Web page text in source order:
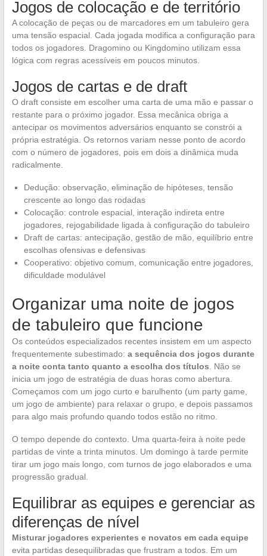
Jogos de colocação e de território
A colocação de peças ou de marcadores em um tabuleiro gera
uma tensão espacial. Cada jogada modifica a configuração para
todos os jogadores. Dragomino ou Kingdomino utilizam essa
lógica com regras acessíveis em poucos minutos.
Jogos de cartas e de draft
O draft consiste em escolher uma carta de uma mão e passar o
restante para o próximo jogador. Essa mecânica obriga a
antecipar os movimentos adversários enquanto se constrói a
própria estratégia. Os retornos variam nesse ponto de acordo
com o número de jogadores, pois em dois a dinâmica muda
radicalmente.
Dedução: observação, eliminação de hipóteses, tensão
crescente ao longo das rodadas
Colocação: controle espacial, interação indireta entre
jogadores, rejogabilidade ligada à configuração do tabuleiro
Draft de cartas: antecipação, gestão de mão, equilíbrio entre
escolhas ofensivas e defensivas
Cooperativo: objetivo comum, comunicação entre jogadores,
dificuldade modulável
Organizar uma noite de jogos
de tabuleiro que funcione
Os conteúdos especializados recentes insistem em um aspecto
frequentemente subestimado: a sequência dos jogos durante
a noite conta tanto quanto a escolha dos títulos. Não se
inicia um jogo de estratégia de duas horas como abertura.
Começamos com um jogo curto e barulhento (um party game,
um jogo de ambiente) para relaxar o grupo, e depois passamos
para algo mais profundo quando todos estão no ritmo.
O tempo depende do contexto. Uma quarta-feira à noite pede
partidas de vinte a trinta minutos. Um domingo à tarde permite
tirar um jogo mais longo, com turnos de jogo elaborados e uma
progressão gradual.
Equilibrar as equipes e gerenciar as
diferenças de nível
Misturar jogadores experientes e novatos em cada equipe
evita partidas desequilibradas que frustram a todos. Em um